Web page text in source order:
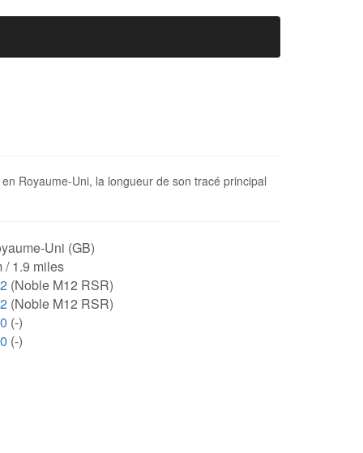
Royaume-Uni, la longueur de son tracé principal
Uni (GB)
/ 1.9 miles
(Noble M12 RSR)
(Noble M12 RSR)
(-)
(-)